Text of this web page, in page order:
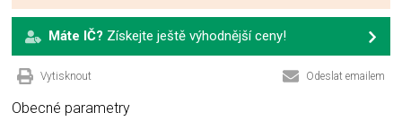
Máte IČ? Získejte ještě výhodnější ceny!
Vytisknout Odeslat emailem
Obecné parametry